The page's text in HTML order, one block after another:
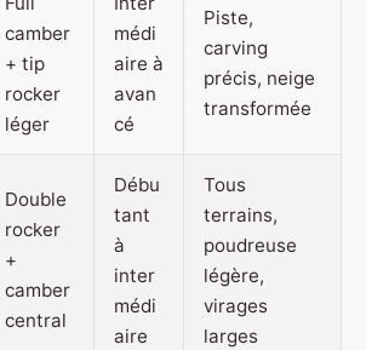
camber
+ tip
rocker
léger
médi
aire à
avan
cé
Piste,
carving
précis, neige
transformée
Double
rocker
+
camber
central
Débu
tant
à
inter
médi
aire
Tous
terrains,
poudreuse
légère,
virages
larges